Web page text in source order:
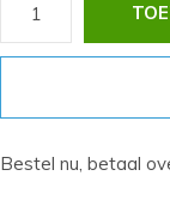
Bestel nu, betaal